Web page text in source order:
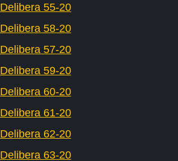
Delibera 55-20
Delibera 58-20
Delibera 57-20
Delibera 59-20
Delibera 60-20
Delibera 61-20
Delibera 62-20
Delibera 63-20